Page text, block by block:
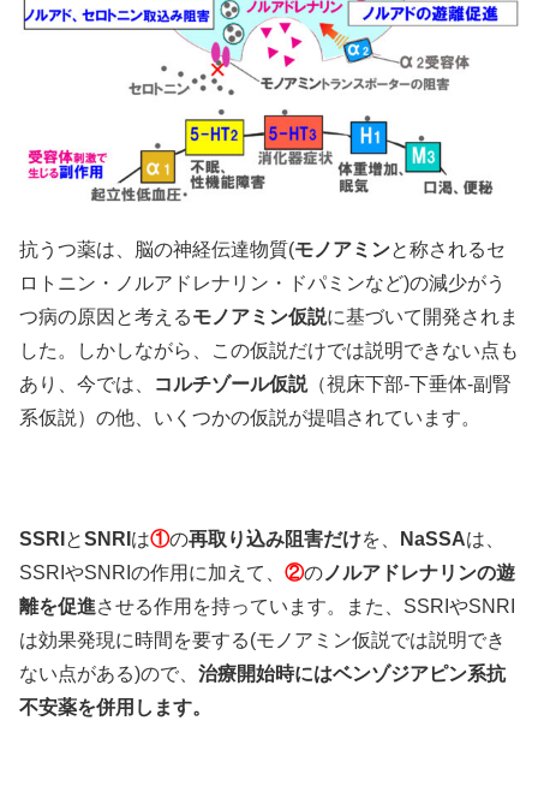
抗うつ薬は、脳の神経伝達物質(モノアミンと称されるセ
ロトニン・ノルアドレナリン・ドパミンなど)の減少がう
つ病の原因と考えるモノアミン仮説に基づいて開発されま
した。しかしながら、この仮説だけでは説明できない点も
あり、今では、
コルチゾール仮説（視床下部-下垂体-副腎
系仮説）の他、いくつかの仮説が提唱されています。
SSRI とSNRI は①の再取り込み阻害だけを、 NaSSAは、
SSRIやSNRIの作用に加えて、 ②の ノルアドレナリンの遊
離を促進させる作用を持っています。また、SSRIやSNRI
は効果発現に時間を要する(モノアミン仮説では説明でき
ない点がある)ので、 治療開始時にはベンゾジアピン系抗
不安薬を併用します。